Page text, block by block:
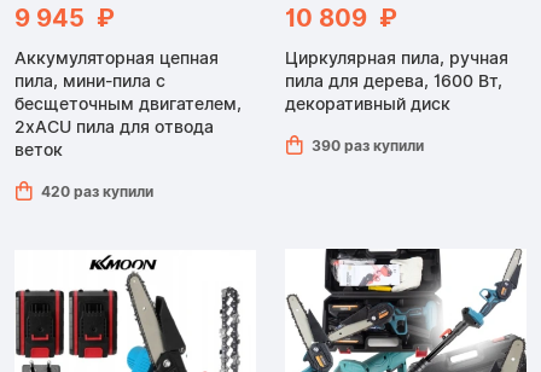
9 945 ₽
Аккумуляторная цепная
пила, мини-пила с
бесщеточным двигателем,
2xACU пила для отвода
веток
420 раз купили
10 809 ₽
Циркулярная пила, ручная
пила для дерева, 1600 Вт,
декоративный диск
390 раз купили